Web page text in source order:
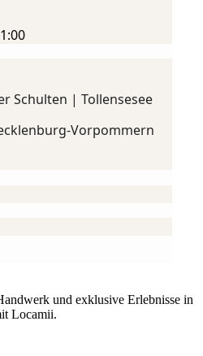
Schulten | Tollensesee
Vorpommern
und exklusive Erlebnisse in
Locamii.